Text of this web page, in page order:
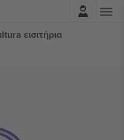
εισιτήρια